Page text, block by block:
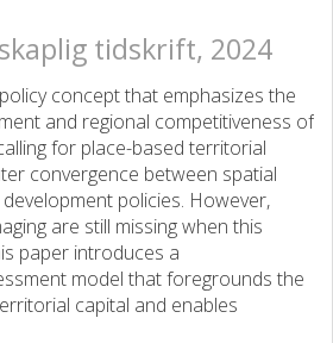
tidskrift, 2024
concept that emphasizes the
and regional competitiveness of
for place-based territorial
convergence between spatial
policies. However,
are still missing when this
paper introduces a
model that foregrounds the
capital and enables